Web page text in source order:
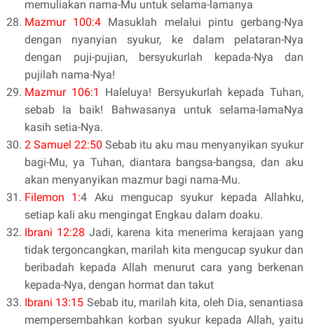
memuliakan nama-Mu untuk selama-lamanya
Mazmur 100:4 Masuklah melalui pintu gerbang-Nya
dengan nyanyian syukur, ke dalam pelataran-Nya
dengan puji-pujian, bersyukurlah kepada-Nya dan
pujilah nama-Nya!
Mazmur 106:1
Haleluya! Bersyukurlah kepada Tuhan,
sebab Ia baik! Bahwasanya untuk selama-lamaNya
kasih setia-Nya.
2 Samuel 22:50 Sebab itu aku mau menyanyikan syukur
bagi-Mu, ya Tuhan, diantara bangsa-bangsa, dan aku
akan menyanyikan mazmur bagi nama-Mu.
Filemon 1:4 Aku mengucap syukur kepada Allahku,
setiap kali aku mengingat Engkau dalam doaku.
Ibrani 12:28 Jadi, karena kita menerima kerajaan yang
tidak tergoncangkan, marilah kita mengucap syukur dan
beribadah kepada Allah menurut cara yang berkenan
kepada-Nya, dengan hormat dan takut
Ibrani 13:15 Sebab itu, marilah kita, oleh Dia, senantiasa
mempersembahkan korban syukur kepada Allah, yaitu